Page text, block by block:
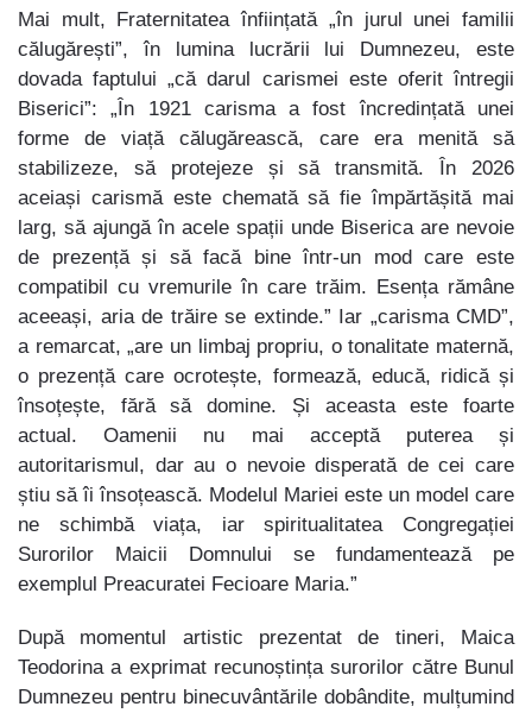
Mai mult, Fraternitatea înființată „în jurul unei familii
călugărești”, în lumina lucrării lui Dumnezeu, este
dovada faptului „că darul carismei este oferit întregii
Biserici”: „În 1921 carisma a fost încredințată unei
forme de viață călugărească, care era menită să
stabilizeze, să protejeze și să transmită. În 2026
aceiași carismă este chemată să fie împărtășită mai
larg, să ajungă în acele spații unde Biserica are nevoie
de prezență și să facă bine într-un mod care este
compatibil cu vremurile în care trăim. Esența rămâne
aceeași, aria de trăire se extinde.” Iar „carisma CMD”,
a remarcat, „are un limbaj propriu, o tonalitate maternă,
o prezență care ocrotește, formează, educă, ridică și
însoțește, fără să domine. Și aceasta este foarte
actual. Oamenii nu mai acceptă puterea și
autoritarismul, dar au o nevoie disperată de cei care
știu să îi însoțească. Modelul Mariei este un model care
ne schimbă viața, iar spiritualitatea Congregației
Surorilor Maicii Domnului se fundamentează pe
exemplul Preacuratei Fecioare Maria.”
După momentul artistic prezentat de tineri, Maica
Teodorina a exprimat recunoștința surorilor către Bunul
Dumnezeu pentru binecuvântările dobândite, mulțumind